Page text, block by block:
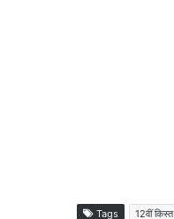
Tags 12वीं किस्त